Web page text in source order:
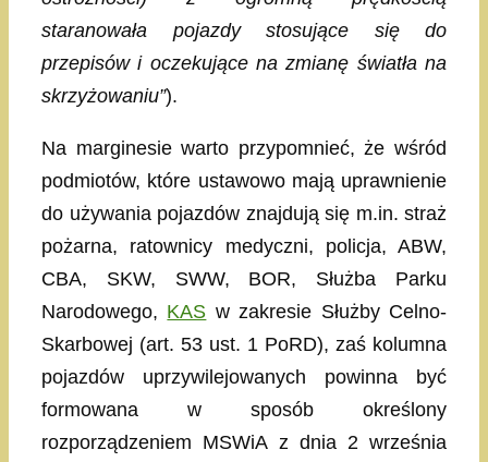
staranowała pojazdy stosujące się do
przepisów i oczekujące na zmianę światła na
skrzyżowaniu”).
Na marginesie warto przypomnieć, że wśród
podmiotów, które ustawowo mają uprawnienie
do używania pojazdów znajdują się m.in. straż
pożarna, ratownicy medyczni, policja, ABW,
CBA, SKW, SWW, BOR, Służba Parku
Narodowego, KAS w zakresie Służby Celno-
Skarbowej (art. 53 ust. 1 PoRD), zaś kolumna
pojazdów uprzywilejowanych powinna być
formowana w sposób określony
rozporządzeniem MSWiA z dnia 2 września